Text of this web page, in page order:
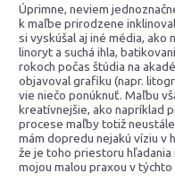
Úprimne, neviem
k maľbe prirodzene
si vyskúšal aj iné média, ako
linoryt a suchá ihla,
rokoch počas štúdia na
objavoval grafiku (napr.
vie niečo ponúknuť. Maľbu
kreatívnejšie, ako napríklad
procese maľby totiž
mám dopredu nejakú víziu v
že je toho priestoru hľadania
mojou malou praxou v týchto